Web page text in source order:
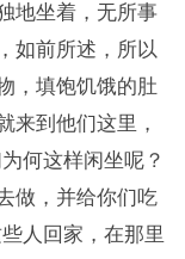
地坐着，无所事
如前所述，所以
，填饱饥饿的肚
来到他们这里，
何这样闲坐呢？
做，并给你们吃
人回家，在那里